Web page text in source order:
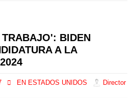
BIDEN
A LA
EN ESTADOS UNIDOS
Director